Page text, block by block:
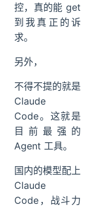
控，真的能 get
到我真正的诉
求。
另外，
不得不提的就是
Claude
Code。这就是
目前最强的
Agent 工具。
国内的模型配上
Claude
Code，战斗力